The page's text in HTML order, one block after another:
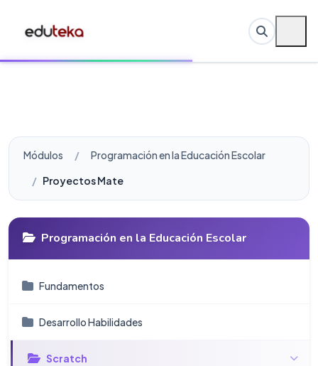
Módulos
Programación en la Educación Escolar
Proyectos Matemáticas
Programación en la Educación Escolar
Fundamentos
Desarrollo Habilidades
Scratch